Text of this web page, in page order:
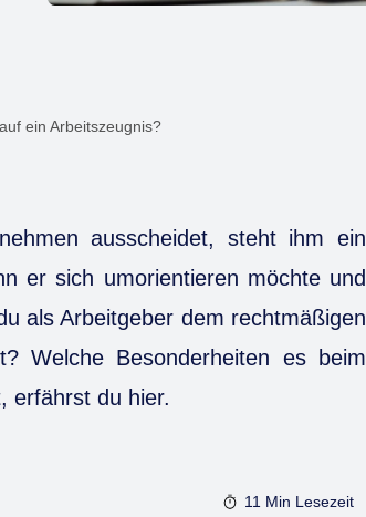
ein Arbeitszeugnis?
ausscheidet, steht ihm ein
er sich umorientieren möchte und
als Arbeitgeber dem rechtmäßigen
Welche Besonderheiten es beim
erfährst du hier.
11 Min Lesezeit